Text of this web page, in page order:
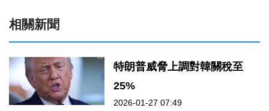
相關新聞
特朗普威脅上調對韓關稅至
25%
2026-01-27 07:49